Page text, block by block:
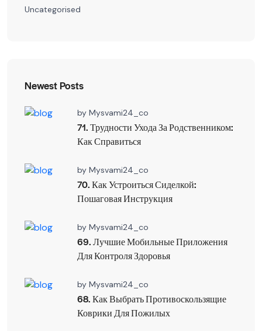
Uncategorised
Newest Posts
by Mysvami24_co
71. Трудности Ухода За Родственником:
Как Справиться
by Mysvami24_co
70. Как Устроиться Сиделкой:
Пошаговая Инструкция
by Mysvami24_co
69. Лучшие Мобильные Приложения
Для Контроля Здоровья
by Mysvami24_co
68. Как Выбрать Противоскользящие
Коврики Для Пожилых